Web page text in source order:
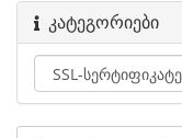
კატეგორიები